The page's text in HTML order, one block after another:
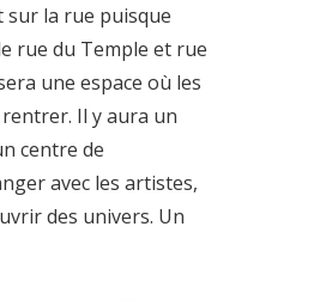
la rue puisque
rue du Temple et rue
une espace où les
Il y aura un
centre de
avec les artistes,
des univers. Un